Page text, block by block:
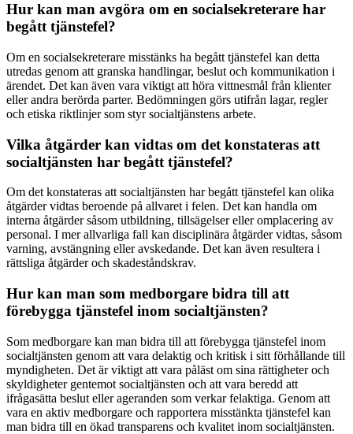
Hur kan man avgöra om en socialsekreterare har
begått tjänstefel?
Om en socialsekreterare misstänks ha begått tjänstefel kan detta
utredas genom att granska handlingar, beslut och kommunikation i
ärendet. Det kan även vara viktigt att höra vittnesmål från klienter
eller andra berörda parter. Bedömningen görs utifrån lagar, regler
och etiska riktlinjer som styr socialtjänstens arbete.
Vilka åtgärder kan vidtas om det konstateras att
socialtjänsten har begått tjänstefel?
Om det konstateras att socialtjänsten har begått tjänstefel kan olika
åtgärder vidtas beroende på allvaret i felen. Det kan handla om
interna åtgärder såsom utbildning, tillsägelser eller omplacering av
personal. I mer allvarliga fall kan disciplinära åtgärder vidtas, såsom
varning, avstängning eller avskedande. Det kan även resultera i
rättsliga åtgärder och skadeståndskrav.
Hur kan man som medborgare bidra till att
förebygga tjänstefel inom socialtjänsten?
Som medborgare kan man bidra till att förebygga tjänstefel inom
socialtjänsten genom att vara delaktig och kritisk i sitt förhållande till
myndigheten. Det är viktigt att vara påläst om sina rättigheter och
skyldigheter gentemot socialtjänsten och att vara beredd att
ifrågasätta beslut eller ageranden som verkar felaktiga. Genom att
vara en aktiv medborgare och rapportera misstänkta tjänstefel kan
man bidra till en ökad transparens och kvalitet inom socialtjänsten.